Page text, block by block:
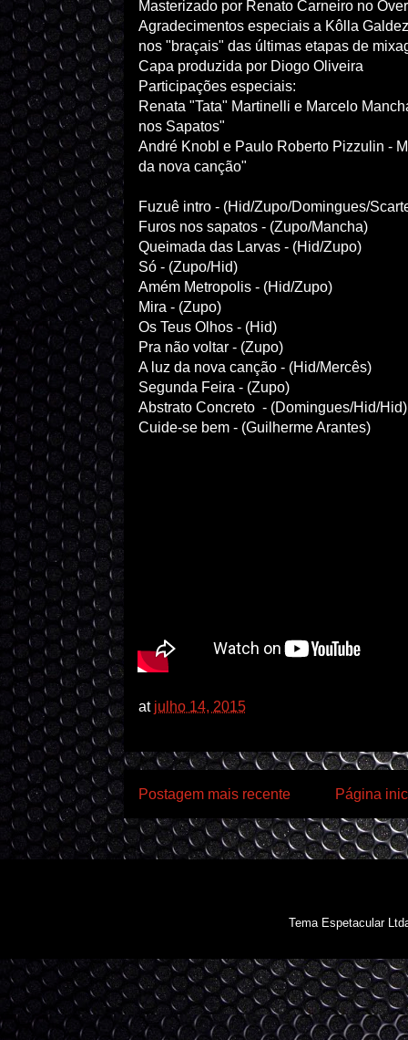
Masterizado por Renato Carneiro no
Agradecimentos especiais a Kôlla
nos "braçais" das últimas etapas de
Capa produzida por Diogo Oliveira
Participações especiais:
Renata "Tata" Martinelli e Marcelo
nos Sapatos"
André Knobl e Paulo Roberto Pizzulin -
da nova canção"
Fuzuê intro - (Hid/Zupo/Domingues/
Furos nos sapatos - (Zupo/Mancha)
Queimada das Larvas - (Hid/Zupo)
Só - (Zupo/Hid)
Amém Metropolis - (Hid/Zupo)
Mira - (Zupo)
Os Teus Olhos - (Hid)
Pra não voltar - (Zupo)
A luz da nova canção - (Hid/Mercês)
Segunda Feira - (Zupo)
Abstrato Concreto - (Domingues/Hid/Hid)
Cuide-se bem - (Guilherme Arantes)
at julho 14, 2015
Postagem mais recente Página
Tema Espetacular